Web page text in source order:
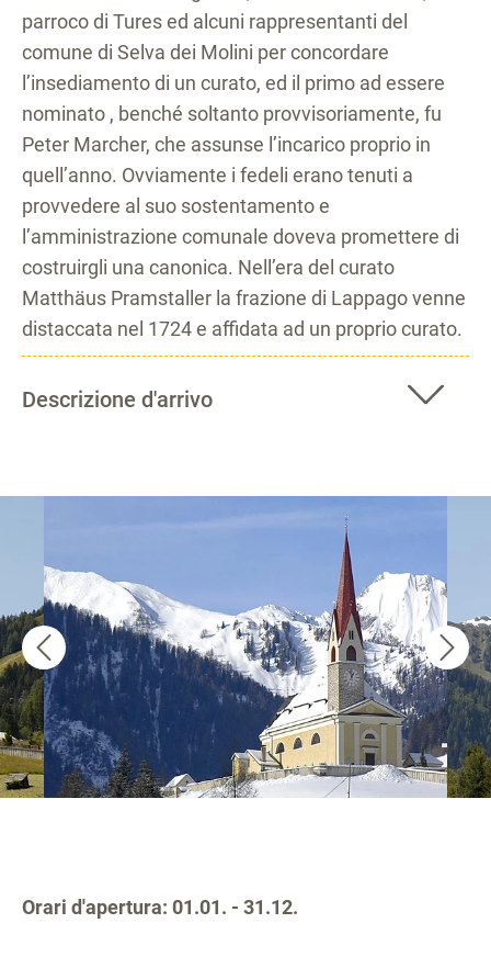
parroco di Tures ed alcuni rappresentanti del
comune di Selva dei Molini per concordare
l’insediamento di un curato, ed il primo ad essere
nominato , benché soltanto provvisoriamente, fu
Peter Marcher, che assunse l’incarico proprio in
quell’anno. Ovviamente i fedeli erano tenuti a
provvedere al suo sostentamento e
l’amministrazione comunale doveva promettere di
costruirgli una canonica. Nell’era del curato
Matthäus Pramstaller la frazione di Lappago venne
distaccata nel 1724 e affidata ad un proprio curato.
Descrizione d'arrivo
Orari d'apertura: 01.01. - 31.12.